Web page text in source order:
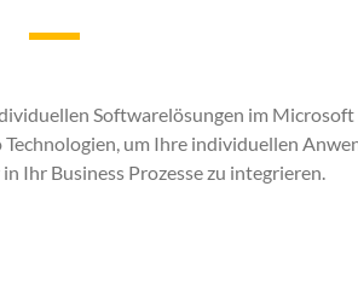
Softwarelösungen im Microsoft
um Ihre individuellen
Ihr Business Prozesse zu integrieren.